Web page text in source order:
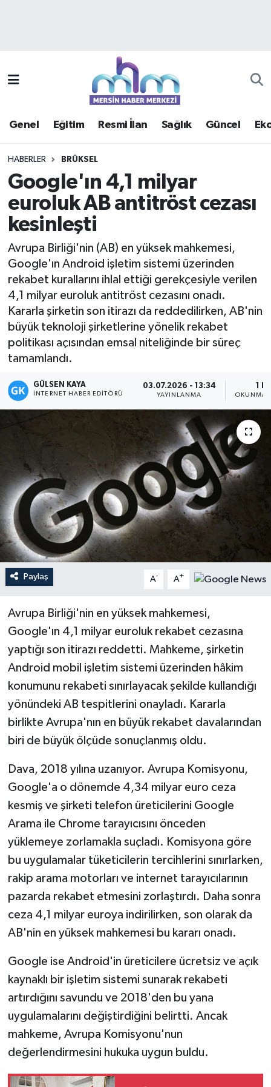
Genel Eğitim Resmi İlan Sağlık Güncel
HABERLER BRÜKSEL
Google'ın 4,1 milyar
euroluk AB antitröst cezası
kesinleşti
Avrupa Birliği'nin (AB) en yüksek mahkemesi,
Google'ın Android işletim sistemi üzerinden
rekabet kurallarını ihlal ettiği gerekçesiyle verilen
4,1 milyar euroluk antitröst cezasını onadı.
Kararla şirketin son itirazı da reddedilirken, AB'nin
büyük teknoloji şirketlerine yönelik rekabet
politikası açısından emsal niteliğinde bir süreç
tamamlandı.
GÜLSEN KAYA
İNTERNET HABER EDITÖRÜ
03.07.2026 - 13:34
YAYINLANMA OKUNMA
Paylaş A- A+
Avrupa Birliği'nin en yüksek mahkemesi,
Google'ın 4,1 milyar euroluk rekabet cezasına
yaptığı son itirazı reddetti. Mahkeme, şirketin
Android mobil işletim sistemi üzerinden hâkim
konumunu rekabeti sınırlayacak şekilde kullandığı
yönündeki AB tespitlerini onayladı. Kararla
birlikte Avrupa'nın en büyük rekabet davalarından
biri de büyük ölçüde sonuçlanmış oldu.
Dava, 2018 yılına uzanıyor. Avrupa Komisyonu,
Google'a o dönemde 4,34 milyar euro ceza
kesmiş ve şirketi telefon üreticilerini Google
Arama ile Chrome tarayıcısını önceden
yüklemeye zorlamakla suçladı. Komisyona göre
bu uygulamalar tüketicilerin tercihlerini sınırlarken,
rakip arama motorları ve internet tarayıcılarının
pazarda rekabet etmesini zorlaştırdı. Daha sonra
ceza 4,1 milyar euroya indirilirken, son olarak da
AB'nin en yüksek mahkemesi bu kararı onadı.
Google ise Android'in üreticilere ücretsiz ve açık
kaynaklı bir işletim sistemi sunarak rekabeti
artırdığını savundu ve 2018'den bu yana
uygulamalarını değiştirdiğini belirtti. Ancak
mahkeme, Avrupa Komisyonu'nun
değerlendirmesini hukuka uygun buldu.
Güncel
Haberde insan
Kültür - Sanat
Magazin
Mersin
Mersin Tarihi
Özel Haber
Sağlık
Spor
Sürmanşet
Teknoloji
Mersin Trafik Yoğunluk Haritası
Süper Lig Puan Durumu ve Fikstür
Haber Arşivi